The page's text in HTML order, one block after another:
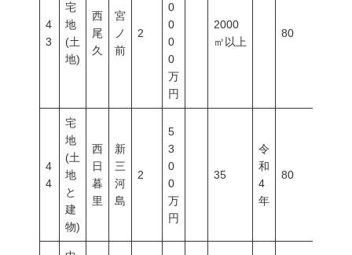
4
3
宅
地
(土
地)
西
尾
久
宮
ノ
前
2
0
0
0
0
万
円
2000
㎡以上
80
4
4
宅
地
(土
地
と
建
物)
西
日
暮
里
新
三
河
島
2
5
3
0
0
万
円
35
令
和
4
年
80